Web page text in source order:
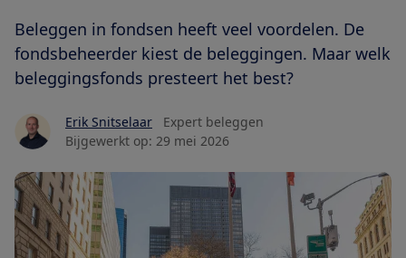
Beleggen in fondsen heeft veel voordelen. De
fondsbeheerder kiest de beleggingen. Maar welk
beleggingsfonds presteert het best?
Erik Snitselaar
Expert beleggen
Bijgewerkt op: 29 mei 2026